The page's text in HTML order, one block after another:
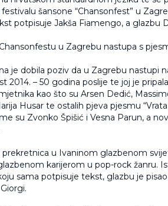
šansone “Chansonfest” u
potpisuje Jakša Fiamengo, a glazbu
u Zagrebu nastupa s
je dobila poziv da u Zagrebu nastupi
2014. – 50 godina poslije te joj je
kao što su Arsen Dedić,
Husar te ostalih pjeva pjesmu
su Zvonko Špišić i Vesna Parun, a
prekretnica u Ivaninom glazbenom
karijerom u pop-rock žanru.
sama potpisuje tekst, glazbu je